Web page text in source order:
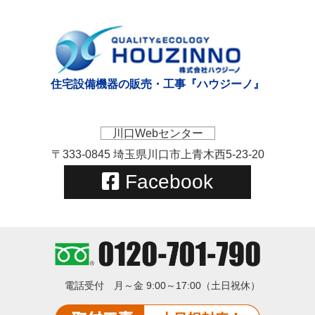
住宅設備機器の販売・工事『ハウジーノ』
川口Webセンター
〒333-0845 埼玉県川口市上青木西5-23-20
Facebook
電話受付 月～金 9:00～17:00（土日祝休）